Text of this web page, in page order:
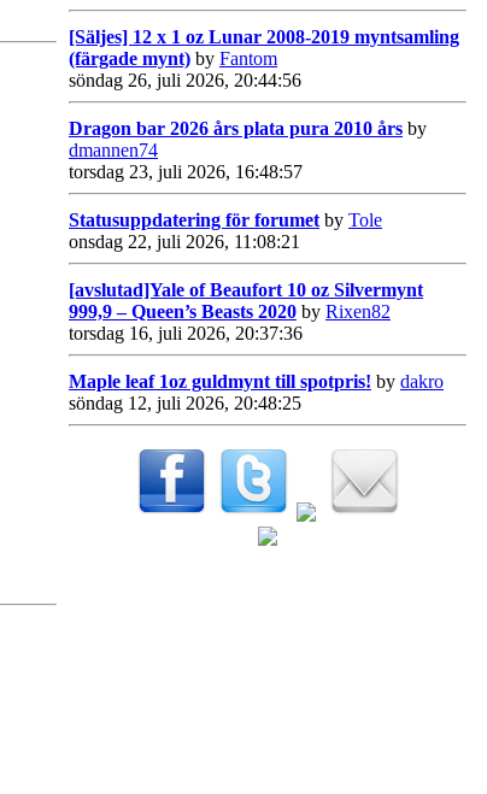
[Säljes] 12 x 1 oz Lunar 2008-2019 myntsamling
(färgade mynt) by Fantom
söndag 26, juli 2026, 20:44:56
Dragon bar 2026 års plata pura 2010 års by
dmannen74
torsdag 23, juli 2026, 16:48:57
Statusuppdatering för forumet by Tole
onsdag 22, juli 2026, 11:08:21
[avslutad]Yale of Beaufort 10 oz Silvermynt
999,9 – Queen’s Beasts 2020 by Rixen82
torsdag 16, juli 2026, 20:37:36
Maple leaf 1oz guldmynt till spotpris! by dakro
söndag 12, juli 2026, 20:48:25